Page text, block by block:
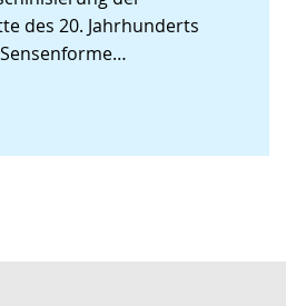
des 20. Jahrhunderts